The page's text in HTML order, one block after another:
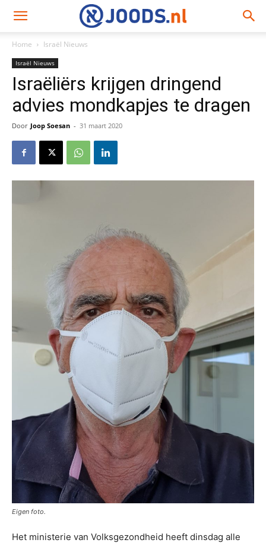
Home Israël Nieuws
Israël Nieuws
Israëliërs krijgen dringend
advies mondkapjes te dragen
Door Joop Soesan - 31 maart 2020
Eigen foto.
Het ministerie van Volksgezondheid heeft dinsdag alle